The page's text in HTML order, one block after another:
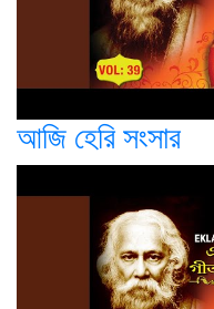
আজি হেরি সংসার